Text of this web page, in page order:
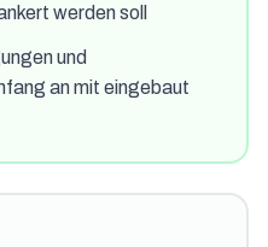
werden soll
und
an mit eingebaut